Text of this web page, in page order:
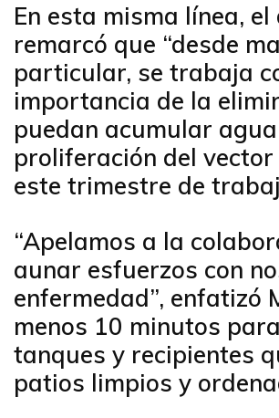
En esta misma línea,
remarcó que “desde
particular, se trabaja
importancia de la
puedan acumular
proliferación del
este trimestre de
“Apelamos a la
aunar esfuerzos con
enfermedad”, enfatizó
menos 10 minutos
tanques y recipientes
patios limpios y